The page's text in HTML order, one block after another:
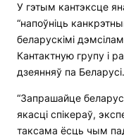
У гэтым кантэксце
“напоўніць
беларускімі
Кантактную групу і
дзеянняў па Беларусі.
“Запрашайце
якасці спікераў,
таксама ёсць чым